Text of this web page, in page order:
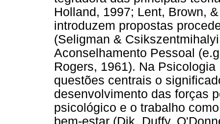
Holland, 1997; Lent, Brown,
introduzem propostas
(Seligman &
Aconselhamento Pessoal
Rogers, 1961). Na
questões centrais o
desenvolvimento das forças
psicológico e o trabalho
bem-estar (Dik, Duffy,